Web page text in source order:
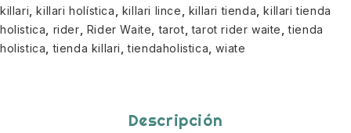
killari, killari holística, killari lince, killari tienda, killari tienda
holistica, rider, Rider Waite,tarot,tarot rider waite,tienda
holistica,tienda killari,tiendaholistica,wiate
Descripción